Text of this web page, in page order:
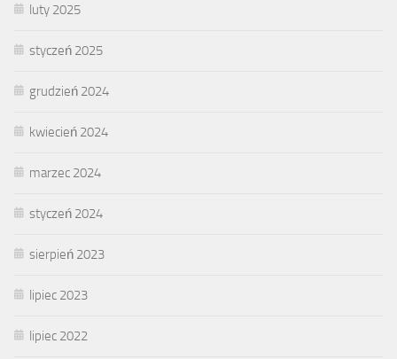
luty 2025
styczeń 2025
grudzień 2024
kwiecień 2024
marzec 2024
styczeń 2024
sierpień 2023
lipiec 2023
lipiec 2022